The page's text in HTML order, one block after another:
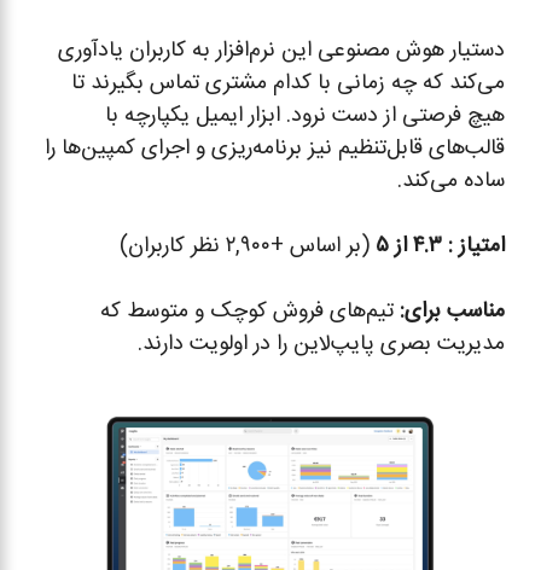
دستیار هوش مصنوعی این نرم‌افزار به کاربران یادآوری
می‌کند که چه زمانی با کدام مشتری تماس بگیرند تا
هیچ فرصتی از دست نرود. ابزار ایمیل یکپارچه با
قالب‌های قابل‌تنظیم نیز برنامه‌ریزی و اجرای کمپین‌ها را
ساده می‌کند.
امتیاز : ۴.۳ از ۵
(بر اساس +۲,۹۰۰ نظر کاربران)
مناسب برای: تیم‌های فروش کوچک و متوسط که
مدیریت بصری پایپ‌لاین را در اولویت دارند.